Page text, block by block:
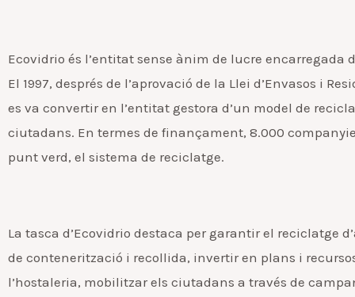
Ecovidrio és l’entitat sense ànim de lucre encarregada
El 1997, després de l’aprovació de la Llei d’Envasos i
es va convertir en l’entitat gestora d’un model de
ciutadans. En termes de finançament, 8.000
punt verd, el sistema de reciclatge.
La tasca d’Ecovidrio destaca per garantir el reciclatge
de contenerització i recollida, invertir en plans i
l’hostaleria, mobilitzar els ciutadans a través de